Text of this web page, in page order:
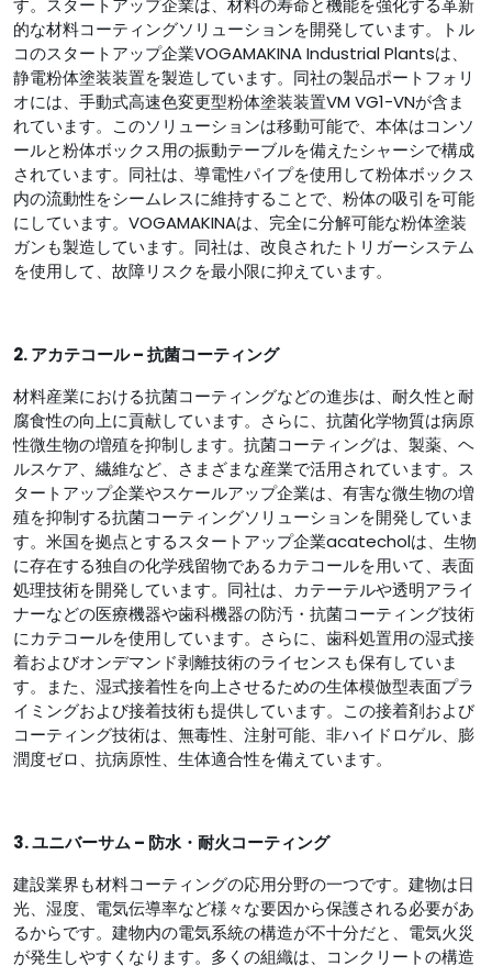
す。スタートアップ企業は、材料の寿命と機能を強化する革新
的な材料コーティングソリューションを開発しています。トル
コのスタートアップ企業VOGAMAKINA Industrial Plantsは、
静電粉体塗装装置を製造しています。同社の製品ポートフォリ
オには、手動式高速色変更型粉体塗装装置VM VG1-VNが含ま
れています。このソリューションは移動可能で、本体はコンソ
ールと粉体ボックス用の振動テーブルを備えたシャーシで構成
されています。同社は、導電性パイプを使用して粉体ボックス
内の流動性をシームレスに維持することで、粉体の吸引を可能
にしています。VOGAMAKINAは、完全に分解可能な粉体塗装
ガンも製造しています。同社は、改良されたトリガーシステム
を使用して、故障リスクを最小限に抑えています。
2. アカテコール – 抗菌コーティング
材料産業における抗菌コーティングなどの進歩は、耐久性と耐
腐食性の向上に貢献しています。さらに、抗菌化学物質は病原
性微生物の増殖を抑制します。抗菌コーティングは、製薬、ヘ
ルスケア、繊維など、さまざまな産業で活用されています。ス
タートアップ企業やスケールアップ企業は、有害な微生物の増
殖を抑制する抗菌コーティングソリューションを開発していま
す。米国を拠点とするスタートアップ企業acatecholは、生物
に存在する独自の化学残留物であるカテコールを用いて、表面
処理技術を開発しています。同社は、カテーテルや透明アライ
ナーなどの医療機器や歯科機器の防汚・抗菌コーティング技術
にカテコールを使用しています。さらに、歯科処置用の湿式接
着およびオンデマンド剥離技術のライセンスも保有していま
す。また、湿式接着性を向上させるための生体模倣型表面プラ
イミングおよび接着技術も提供しています。この接着剤および
コーティング技術は、無毒性、注射可能、非ハイドロゲル、膨
潤度ゼロ、抗病原性、生体適合性を備えています。
3. ユニバーサム – 防水・耐火コーティング
建設業界も材料コーティングの応用分野の一つです。建物は日
光、湿度、電気伝導率など様々な要因から保護される必要があ
るからです。建物内の電気系統の構造が不十分だと、電気火災
が発生しやすくなります。多くの組織は、コンクリートの構造